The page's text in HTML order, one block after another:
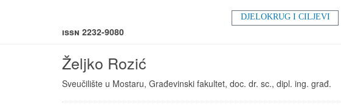
DJELOKRUG I CILJEVI
ISSN 2232-9080
Željko Rozić
Sveučilište u Mostaru, Građevinski fakultet, doc. dr. sc., dipl. ing. građ.